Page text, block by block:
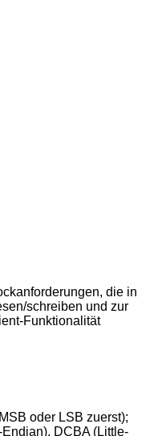
die in
schreiben und zur
Funktionalität
oder LSB zuerst);
DCBA (Little-